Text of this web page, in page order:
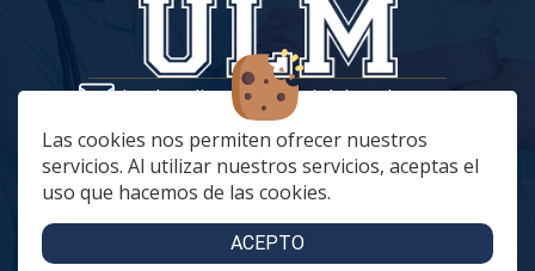
Las cookies nos permiten ofrecer nuestros
servicios. Al utilizar nuestros servicios, aceptas el
uso que hacemos de las cookies.
ACEPTO
tiendaonline@vestuariolaboralmc.com
928 67 70 47
lunes a Jueves: 8:00 a 16:00 | viernes: 8:00 a 15:00
C. Betania, 57, 35018 Las Palmas de Gran Canaria
C. Archivero Joaquín Blanco Montesdeoca, 20